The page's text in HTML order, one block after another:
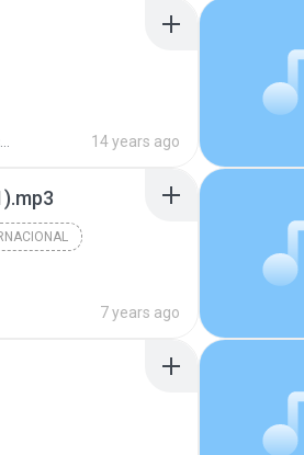
14 years ago
7 years ago